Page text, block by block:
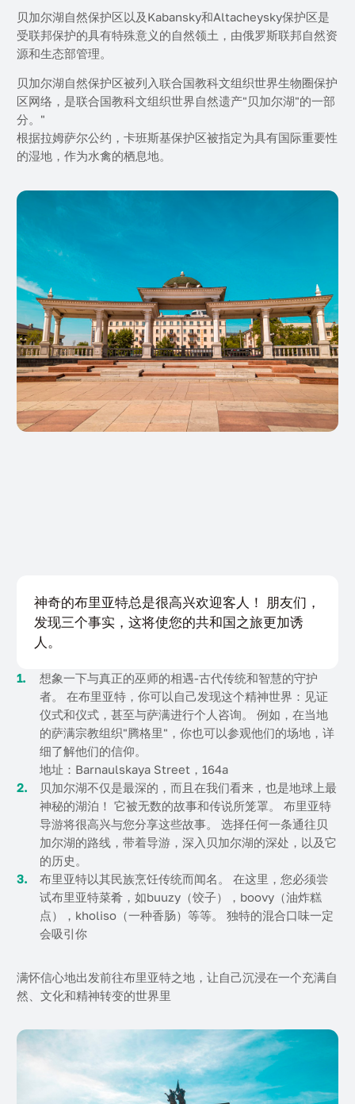
贝加尔湖自然保护区以及Kabansky和Altacheysky保护区是
受联邦保护的具有特殊意义的自然领土，由俄罗斯联邦自然资
源和生态部管理。
贝加尔湖自然保护区被列入联合国教科文组织世界生物圈保护
区网络，是联合国教科文组织世界自然遗产"贝加尔湖"的一部
分。"
根据拉姆萨尔公约，卡班斯基保护区被指定为具有国际重要性
的湿地，作为水禽的栖息地。
想象一下与真正的巫师的相遇-古代传统和智慧的守护
者。 在布里亚特，你可以自己发现这个精神世界：见证
仪式和仪式，甚至与萨满进行个人咨询。 例如，在当地
的萨满宗教组织"腾格里"，你也可以参观他们的场地，详
细了解他们的信仰。
地址：Barnaulskaya Street，164a
贝加尔湖不仅是最深的，而且在我们看来，也是地球上最
神秘的湖泊！ 它被无数的故事和传说所笼罩。 布里亚特
导游将很高兴与您分享这些故事。 选择任何一条通往贝
加尔湖的路线，带着导游，深入贝加尔湖的深处，以及它
的历史。
布里亚特以其民族烹饪传统而闻名。 在这里，您必须尝
试布里亚特菜肴，如buuzy（饺子），boovy（油炸糕
点），kholiso（一种香肠）等等。 独特的混合口味一定
会吸引你
满怀信心地出发前往布里亚特之地，让自己沉浸在一个充满自
然、文化和精神转变的世界里
神奇的布里亚特总是很高兴欢迎客人！ 朋友们，
发现三个事实，这将使您的共和国之旅更加诱
人。